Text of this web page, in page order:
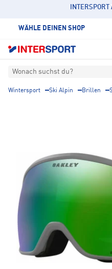
WÄHLE DEINEN SHOP
Wonach suchst du?
Wintersport Ski Alpin Brillen